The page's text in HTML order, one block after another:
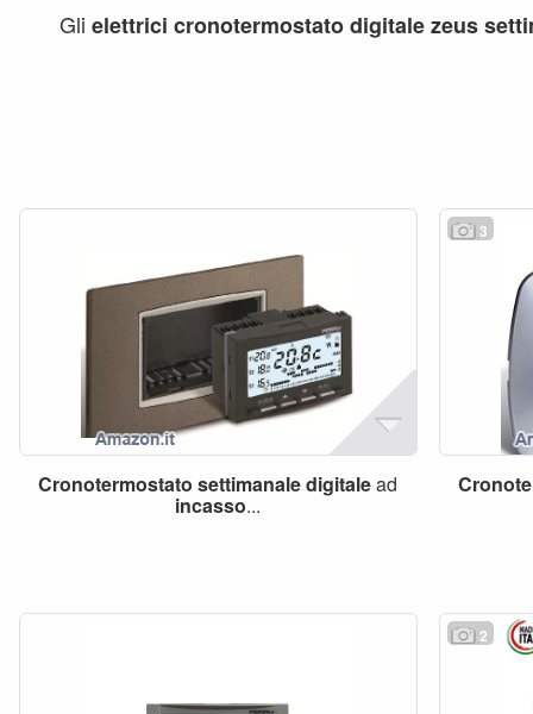
Gli elettrici cronotermostatodigitalezeus
Cronotermostato settimanaledigitalead
incasso...
3
2